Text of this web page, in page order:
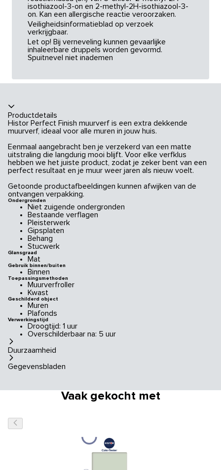
isothiazool-3-on en 2-methyl-2H-isothiazool-3-
on. Kan een allergische reactie veroorzaken.
Veiligheidsinformatieblad op verzoek
verkrijgbaar.
Let op! Bij verneveling kunnen gevaarlijke
inhaleerbare druppels worden gevormd.
Spuitnevel niet inademen
Productdetails
Histor Perfect Finish muurverf is een extra dekkende
muurverf, ideaal voor alle muren in jouw huis.
Eenmaal aangebracht ben je verzekerd van een matte
uitstraling die langdurig mooi blijft. Voor elke verfklus
hebben we het juiste product, zodat je zeker bent van een
perfect resultaat en je muur weer jaren als nieuw voelt.
Getoonde productafbeeldingen kunnen afwijken van de
ontvangen verpakking.
Ondergronden
Niet zuigende ondergronden
Bestaande verflagen
Pleisterwerk
Gipsplaten
Behang
Stucwerk
Glansgraad
Mat
Gebruik binnen/buiten
Binnen
Toepassingsmethoden
Muurverfroller
Kwast
Geschilderd object
Muren
Plafonds
Verwerkingstijd
Droogtijd: 1 uur
Overschilderbaar na: 5 uur
Duurzaamheid
Gegevensbladen
Vaak gekocht met